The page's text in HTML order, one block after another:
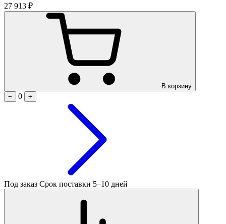
27 913 ₽
В корзину
−
0 +
Под заказ Срок поставки 5–10 дней